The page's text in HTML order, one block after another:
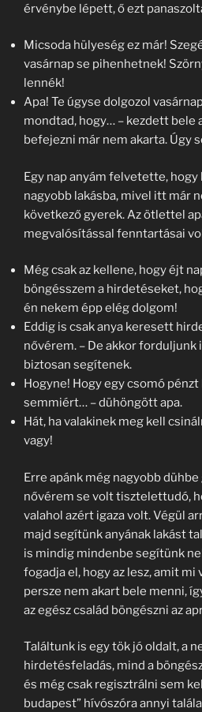
érvénybe lépett, ő ezt
Micsoda hülyeség ez már!
vasárnap se pihenhetnek!
lennék!
Apa! Te úgyse dolgozol
mondtad, hogy… – kezdett bele
befejezni már nem akarta. Úgy
Egy nap anyám felvetette,
nagyobb lakásba, mivel itt már
következő gyerek. Az ötlettel
megvalósítással fenntartásai
Még csak az kellene, hogy éjt
böngésszem a hirdetéseket,
én nekem épp elég dolgom!
Eddig is csak anya keresett
nővérem. – De akkor forduljunk
biztosan segítenek.
Hogyne! Hogy egy csomó pénzt
semmiért… – dühöngött apa.
Hát, ha valakinek meg kell
vagy!
Erre apánk még nagyobb
nővérem se volt tisztelettudó,
valahol azért igaza volt. Végül
majd segítünk anyának lakást
is mindig mindenbe segítünk
fogadja el, hogy az lesz, amit mi
persze nem akart bele menni,
az egész család böngészni az
Találtunk is egy tök jó oldalt, a
hirdetésfeladás, mind a
és még csak regisztrálni sem
budapest” hívószóra annyi